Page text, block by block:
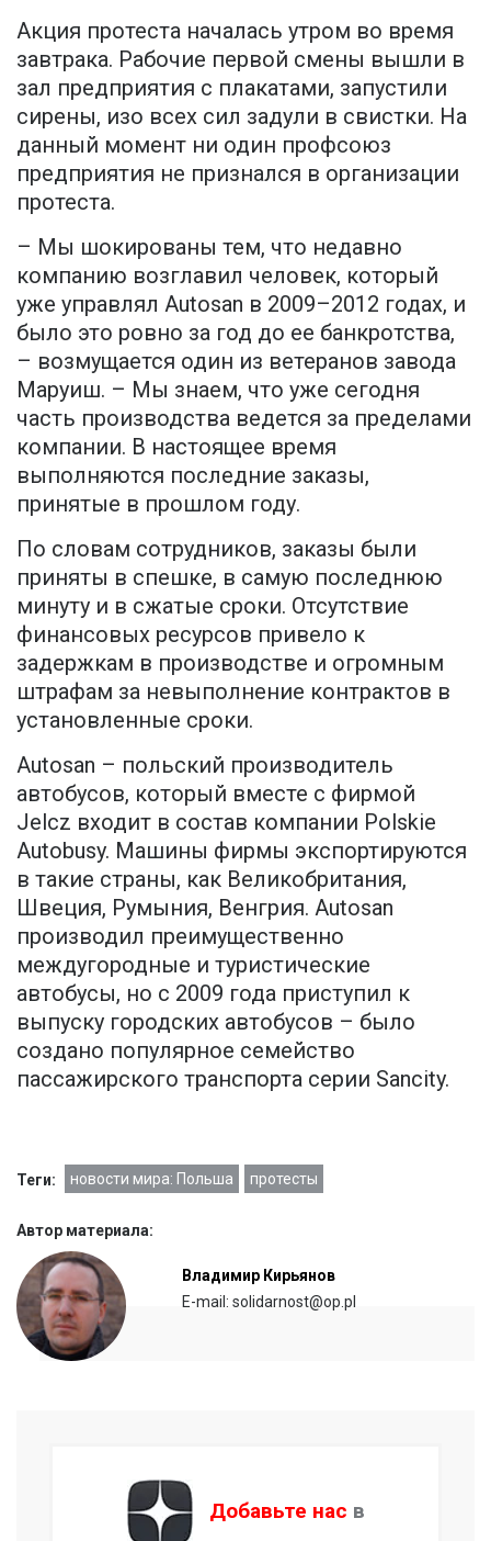
Акция протеста началась утром во время
завтрака. Рабочие первой смены вышли в
зал предприятия с плакатами, запустили
сирены, изо всех сил задули в свистки. На
данный момент ни один профсоюз
предприятия не признался в организации
протеста.
– Мы шокированы тем, что недавно
компанию возглавил человек, который
уже управлял Autosan в 2009–2012 годах, и
было это ровно за год до ее банкротства,
– возмущается один из ветеранов завода
Маруиш. – Мы знаем, что уже сегодня
часть производства ведется за пределами
компании. В настоящее время
выполняются последние заказы,
принятые в прошлом году.
По словам сотрудников, заказы были
приняты в спешке, в самую последнюю
минуту и ​​в сжатые сроки. Отсутствие
финансовых ресурсов привело к
задержкам в производстве и огромным
штрафам за невыполнение контрактов в
установленные сроки.
Autosan – польский производитель
автобусов, который вместе с фирмой
Jelcz входит в состав компании Polskie
Autobusy. Машины фирмы экспортируются
в такие страны, как Великобритания,
Швеция, Румыния, Венгрия. Autosan
производил преимущественно
междугородные и туристические
автобусы, но с 2009 года приступил к
выпуску городских автобусов – было
создано популярное семейство
пассажирского транспорта серии Sancity.
Теги: новости мира: Польша протесты
Автор материала:
Владимир Кирьянов
E-mail: solidarnost@op.pl
Добавьте нас в